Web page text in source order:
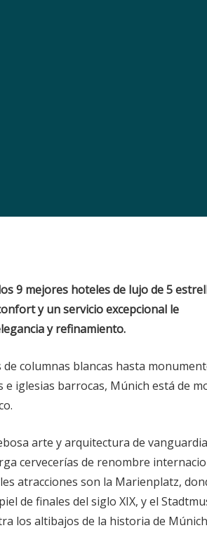
9 mejores hoteles de lujo de 5
y un servicio excepcional le
y refinamiento.
columnas blancas hasta
e iglesias barrocas, Múnich está de
arte y arquitectura de
cervecerías de renombre
atracciones son la Marienplatz,
de finales del siglo XIX, y el
los altibajos de la historia de